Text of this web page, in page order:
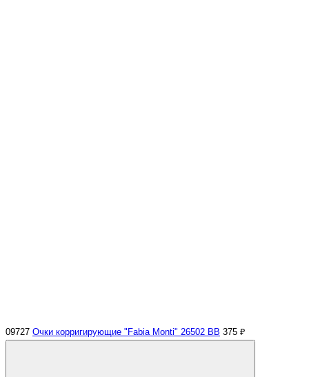
09727 Очки корригирующие "Fabia Monti" 26502 ВВ 375 ₽